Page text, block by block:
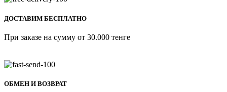
ДОСТАВИМ БЕСПЛАТНО
При заказе на сумму от 30.000 тенге
ОБМЕН И ВОЗВРАТ